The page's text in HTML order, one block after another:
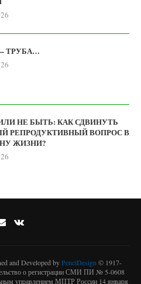
ТРУБА…
НЕ БЫТЬ: КАК СДВИНУТЬ
РЕПРОДУКТИВНЫЙ ВОПРОС В
ЖИЗНИ?
and Developed byPenciDesign © 1917-
о регистрации СМИ ПИ № 5-0608
управлением МПТР России 14 января